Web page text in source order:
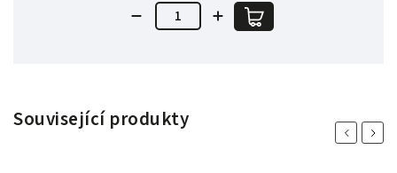
Související produkty
PreviousNext